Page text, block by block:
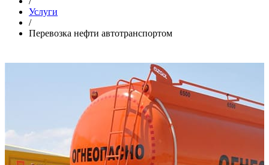
Услуги
/
Перевозка нефти автотранспортом